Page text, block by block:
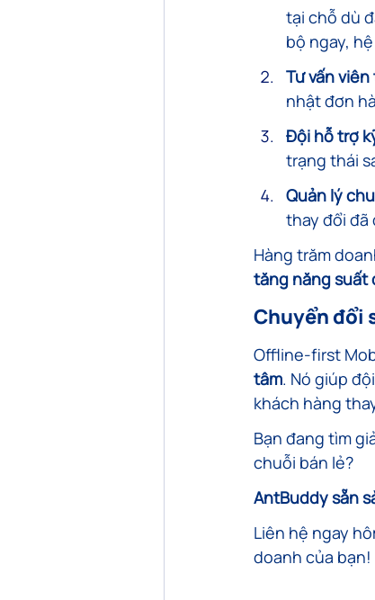
tại chỗ dù
bộ ngay,
Tư vấn
nhật đơn
Đội hỗ trợ
trạng thái
Quản lý
thay đổi đã
Hàng trăm
tăng năng suất
Chuyển đổi
Offline-first
tâm. Nó giúp
khách hàng
Bạn đang tìm
chuỗi bán lẻ?
AntBuddy sẵn
Liên hệ ngay
doanh của bạn!